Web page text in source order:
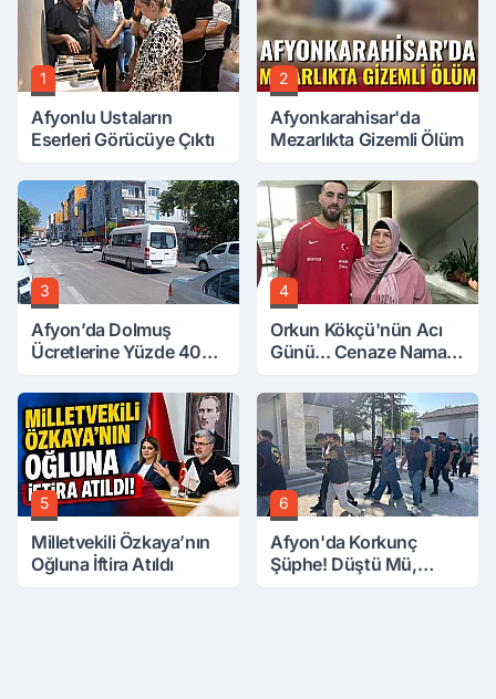
1
Afyonlu Ustaların
Eserleri Görücüye Çıktı
2
Afyonkarahisar'da
Mezarlıkta Gizemli Ölüm
3
Afyon’da Dolmuş
Ücretlerine Yüzde 40
4
Orkun Kökçü'nün Acı
Günü... Cenaze Namazı
5
Milletvekili Özkaya’nın
Oğluna İftira Atıldı
6
Afyon'da Korkunç
Şüphe! Düştü Mü,